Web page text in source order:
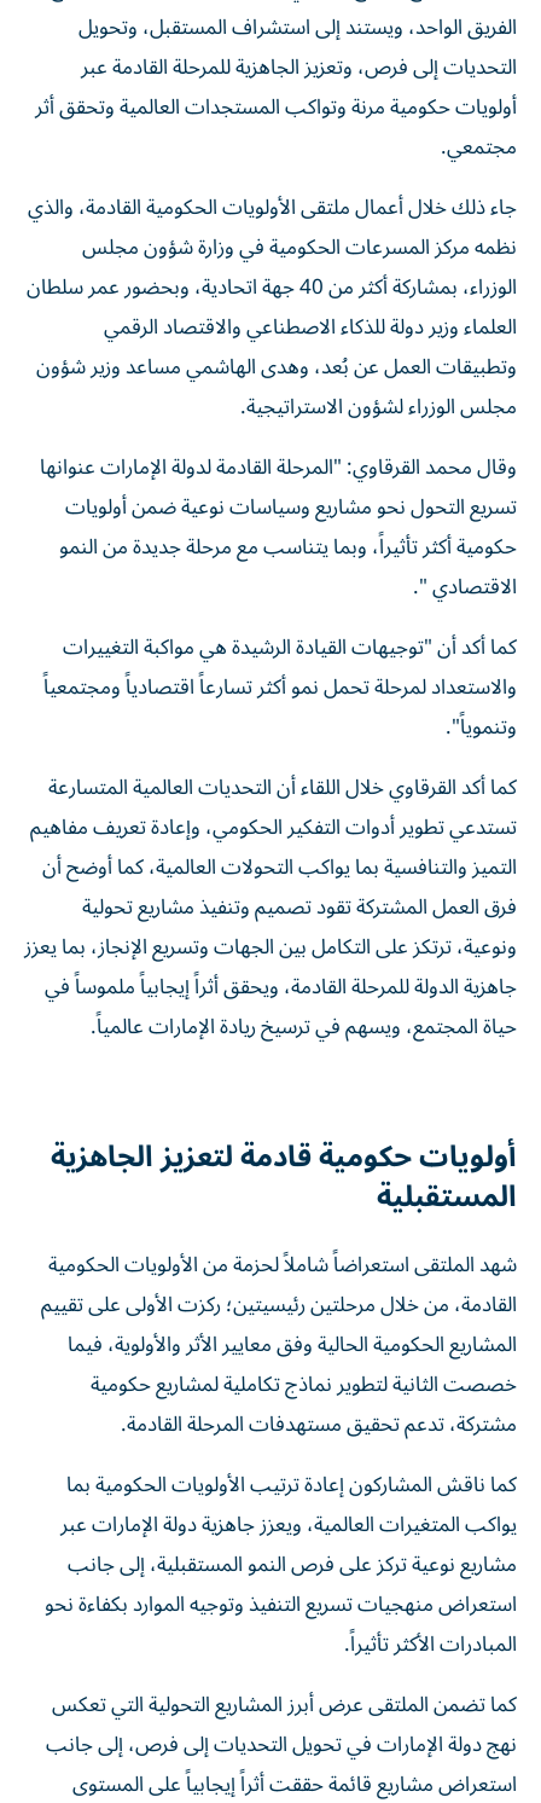
الفريق الواحد، ويستند إلى استشراف المستقبل، وتحويل
التحديات إلى فرص، وتعزيز الجاهزية للمرحلة القادمة عبر
أولويات حكومية مرنة وتواكب المستجدات العالمية وتحقق أثر
مجتمعي.
جاء ذلك خلال أعمال ملتقى الأولويات الحكومية القادمة، والذي
نظمه مركز المسرعات الحكومية في وزارة شؤون مجلس
الوزراء، بمشاركة أكثر من 40 جهة اتحادية، وبحضور عمر سلطان
العلماء وزير دولة للذكاء الاصطناعي والاقتصاد الرقمي
وتطبيقات العمل عن بُعد، وهدى الهاشمي مساعد وزير شؤون
مجلس الوزراء لشؤون الاستراتيجية.
وقال محمد القرقاوي: "المرحلة القادمة لدولة الإمارات عنوانها
تسريع التحول نحو مشاريع وسياسات نوعية ضمن أولويات
حكومية أكثر تأثيراً، وبما يتناسب مع مرحلة جديدة من النمو
الاقتصادي ".
كما أكد أن "توجيهات القيادة الرشيدة هي مواكبة التغييرات
والاستعداد لمرحلة تحمل نمو أكثر تسارعاً اقتصادياً ومجتمعياً
وتنموياً".
كما أكد القرقاوي خلال اللقاء أن التحديات العالمية المتسارعة
تستدعي تطوير أدوات التفكير الحكومي، وإعادة تعريف مفاهيم
التميز والتنافسية بما يواكب التحولات العالمية، كما أوضح أن
فرق العمل المشتركة تقود تصميم وتنفيذ مشاريع تحولية
ونوعية، ترتكز على التكامل بين الجهات وتسريع الإنجاز، بما يعزز
جاهزية الدولة للمرحلة القادمة، ويحقق أثراً إيجابياً ملموساً في
حياة المجتمع، ويسهم في ترسيخ ريادة الإمارات عالمياً.
أولويات حكومية قادمة لتعزيز الجاهزية
المستقبلية
شهد الملتقى استعراضاً شاملاً لحزمة من الأولويات الحكومية
القادمة، من خلال مرحلتين رئيسيتين؛ ركزت الأولى على تقييم
المشاريع الحكومية الحالية وفق معايير الأثر والأولوية، فيما
خصصت الثانية لتطوير نماذج تكاملية لمشاريع حكومية
مشتركة، تدعم تحقيق مستهدفات المرحلة القادمة.
كما ناقش المشاركون إعادة ترتيب الأولويات الحكومية بما
يواكب المتغيرات العالمية، ويعزز جاهزية دولة الإمارات عبر
مشاريع نوعية تركز على فرص النمو المستقبلية، إلى جانب
استعراض منهجيات تسريع التنفيذ وتوجيه الموارد بكفاءة نحو
المبادرات الأكثر تأثيراً.
كما تضمن الملتقى عرض أبرز المشاريع التحولية التي تعكس
نهج دولة الإمارات في تحويل التحديات إلى فرص، إلى جانب
استعراض مشاريع قائمة حققت أثراً إيجابياً على المستوى